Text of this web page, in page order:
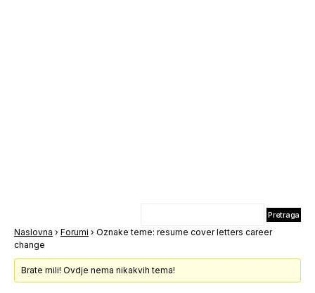
Naslovna › Forumi › Oznake teme: resume cover letters career
change
Brate mili! Ovdje nema nikakvih tema!